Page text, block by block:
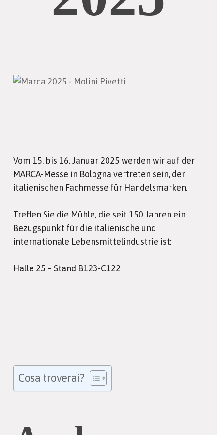
Vom 15. bis 16. Januar 2025 werden wir auf der
MARCA-Messe in Bologna vertreten sein, der
italienischen Fachmesse für Handelsmarken.
Treffen Sie die Mühle, die seit 150 Jahren ein
Bezugspunkt für die italienische und
internationale Lebensmittelindustrie ist:
Halle 25 – Stand B123-C122
Cosa troverai?